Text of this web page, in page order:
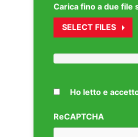
Carica fino a due file
SELECT FILES
Ho letto e
ReCAPTCHA